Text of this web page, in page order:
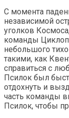
С момента
независимой
уголков
команды
небольшого
такими, как
справиться с
Псилок был
отдохнуть и
часть команды
Псилок, чтобы